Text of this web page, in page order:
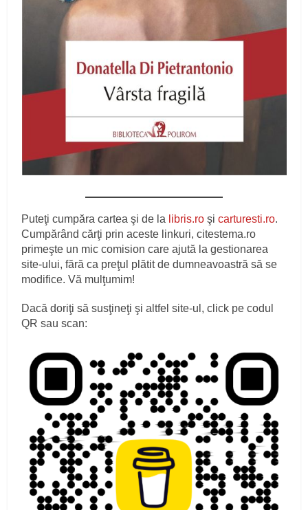
Puteţi cumpăra cartea şi de la libris.ro şicarturesti.ro.
Cumpărând cărţi prin aceste linkuri, citestema.ro
primeşte un mic comision care ajută la gestionarea
site-ului, fără ca preţul plătit de dumneavoastră să se
modifice. Vă mulţumim!
Dacă doriţi să susţineţi şi altfel site-ul, click pe codul
QR sau scan: